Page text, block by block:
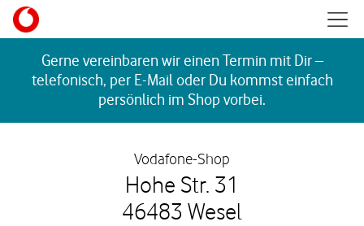
Skip to content
Gerne vereinbaren wir einen Termin mit Dir –
telefonisch, per E-Mail oder Du kommst einfach
persönlich im Shop vorbei.
Vodafone-Shop
Hohe Str. 31
46483 Wesel